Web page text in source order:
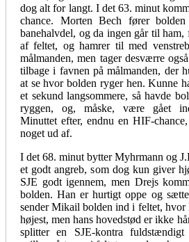
dog alt for langt. I det 63. minut
chance. Morten Bech fører
banehalvdel, og da ingen går til
af feltet, og hamrer til med
målmanden, men tager desværre
tilbage i favnen på målmanden, der
at se hvor bolden ryger hen. Kunne
et sekund langsommere, så havde
ryggen, og, måske, være gået
Minuttet efter, endnu en HIF-
noget ud af.
I det 68. minut bytter Myhrmann og
et godt angreb, som dog kun giver
SJE godt igennem, men Drejs
bolden. Han er hurtigt oppe og
sender Mikail bolden ind i feltet,
højest, men hans hovedstød er ikke
splitter en SJE-kontra fuldstændigt